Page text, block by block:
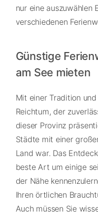
nur eine auszuwählen
verschiedenen
Günstige
am See mieten
Mit einer Tradition
Reichtum, der
dieser Provinz
Städte mit einer
Land war. Das
beste Art um einige
der Nähe
Ihren örtlichen
Auch müssen Sie